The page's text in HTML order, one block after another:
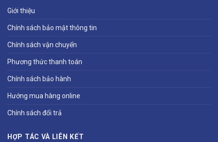
Giới thiệu
Chính sách bảo mật thông tin
Chính sách vận chuyển
Phương thức thanh toán
Chính sách bảo hành
Hướng mua hàng online
Chính sách đổi trả
HỢP TÁC VÀ LIÊN KẾT